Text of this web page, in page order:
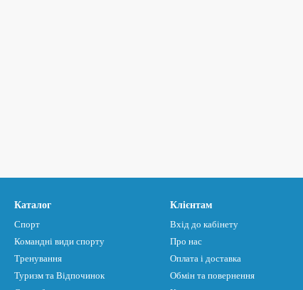
Каталог
Спорт
Командні види спорту
Тренування
Туризм та Відпочинок
Клієнтам
Вхід до кабінету
Про нас
Оплата і доставка
Обмін та повернення